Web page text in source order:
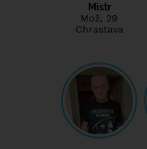
Mistr
Mož, 29
Chrastava